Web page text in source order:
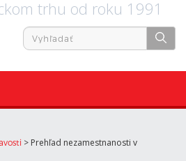
trhu od roku 1991
> Prehľad nezamestnanosti v